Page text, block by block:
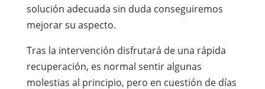
solución adecuada sin duda conseguiremos
mejorar su aspecto.
Tras la intervención disfrutará de una rápida
recuperación, es normal sentir algunas
molestias al principio, pero en cuestión de días